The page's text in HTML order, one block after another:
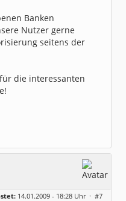
Banken
Nutzer gerne
seitens der
die interessanten
14.01.2009 - 18:28 Uhr · #7